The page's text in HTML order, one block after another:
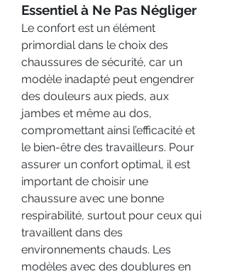
Essentiel à Ne Pas Négliger
Le confort est un élément
primordial dans le choix des
chaussures de sécurité, car un
modèle inadapté peut engendrer
des douleurs aux pieds, aux
jambes et même au dos,
compromettant ainsi l’efficacité et
le bien-être des travailleurs. Pour
assurer un confort optimal, il est
important de choisir une
chaussure avec une bonne
respirabilité, surtout pour ceux qui
travaillent dans des
environnements chauds. Les
modèles avec des doublures en